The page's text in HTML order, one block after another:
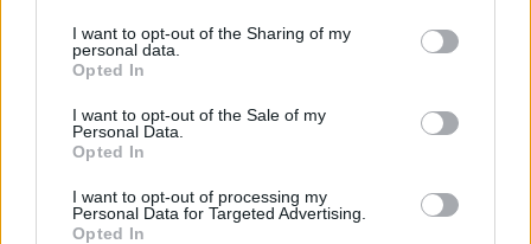
not limited to your visit or usage behaviour. You may click to
grant or deny consent to Google and its third-party tags to
use your data for below specified purposes in below Google
consent section.
I want to opt-out of the Sharing of my
personal data.
Opted In
I want to opt-out of the Sale of my
Personal Data.
Opted In
I want to opt-out of processing my
Personal Data for Targeted Advertising.
Opted In
Az Ash vs Evil Dead adatlapja a MAFAB (Magyar
Filmes Adatbázis) oldalán